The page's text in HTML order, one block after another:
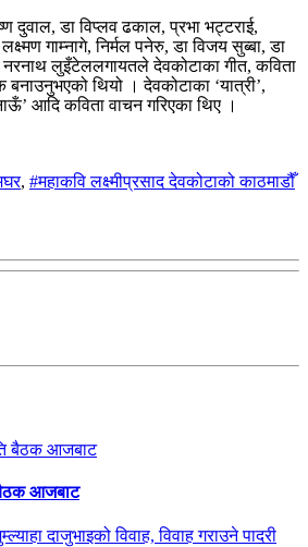
दुवाल, डा विप्लव ढकाल, प्रभा भट्टराई,
गाम्नागे, निर्मल पनेरु, डा विजय सुब्बा, डा
नरनाथ लुइँटेललगायतले देवकोटाका गीत, कविता
बनाउनुभएको थियो । देवकोटाका ‘यात्री’,
आदि कविता वाचन गरिएका थिए ।
, #महाकवि लक्ष्मीप्रसाद देवकोटाको काठमाडौँ
आजबाट